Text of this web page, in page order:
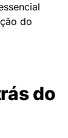
do
do